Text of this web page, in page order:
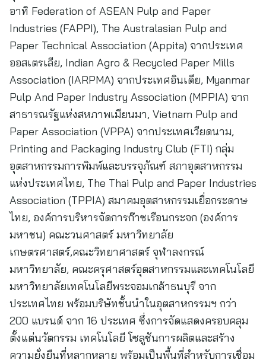
อาทิ Federation of ASEAN Pulp and Paper
Industries (FAPPI), The Australasian Pulp and
Paper Technical Association (Appita) จากประเทศ
ออสเตรเลีย, Indian Agro & Recycled Paper Mills
Association (IARPMA) จากประเทศอินเดีย, Myanmar
Pulp And Paper Industry Association (MPPIA) จาก
สาธารณรัฐแห่งสหภาพเมียนมา, Vietnam Pulp and
Paper Association (VPPA) จากประเทศเวียดนาม,
Printing and Packaging Industry Club (FTI) กลุ่ม
อุตสาหกรรมการพิมพ์และบรรจุภัณฑ์ สภาอุตสาหกรรม
แห่งประเทศไทย, The Thai Pulp and Paper Industries
Association (TPPIA) สมาคมอุตสาหกรรมเยื่อกระดาษ
ไทย, องค์การบริหารจัดการก๊าซเรือนกระจก (องค์การ
มหาชน) คณะวนศาสตร์ มหาวิทยาลัย
เกษตรศาสตร์,คณะวิทยาศาสตร์ จุฬาลงกรณ์
มหาวิทยาลัย, คณะครุศาสตร์อุตสาหกรรมและเทคโนโลยี
มหาวิทยาลัยเทคโนโลยีพระจอมเกล้าธนบุรี จาก
ประเทศไทย พร้อมบริษัทชั้นนำในอุตสาหกรรมฯ กว่า
200 แบรนด์ จาก 16 ประเทศ ซึ่งการจัดแสดงครอบคลุม
ตั้งแต่นวัตกรรม เทคโนโลยี โซลูชันการผลิตและสร้าง
ความยั่งยืนที่หลากหลาย พร้อมเป็นพื้นที่สำหรับการเชื่อม